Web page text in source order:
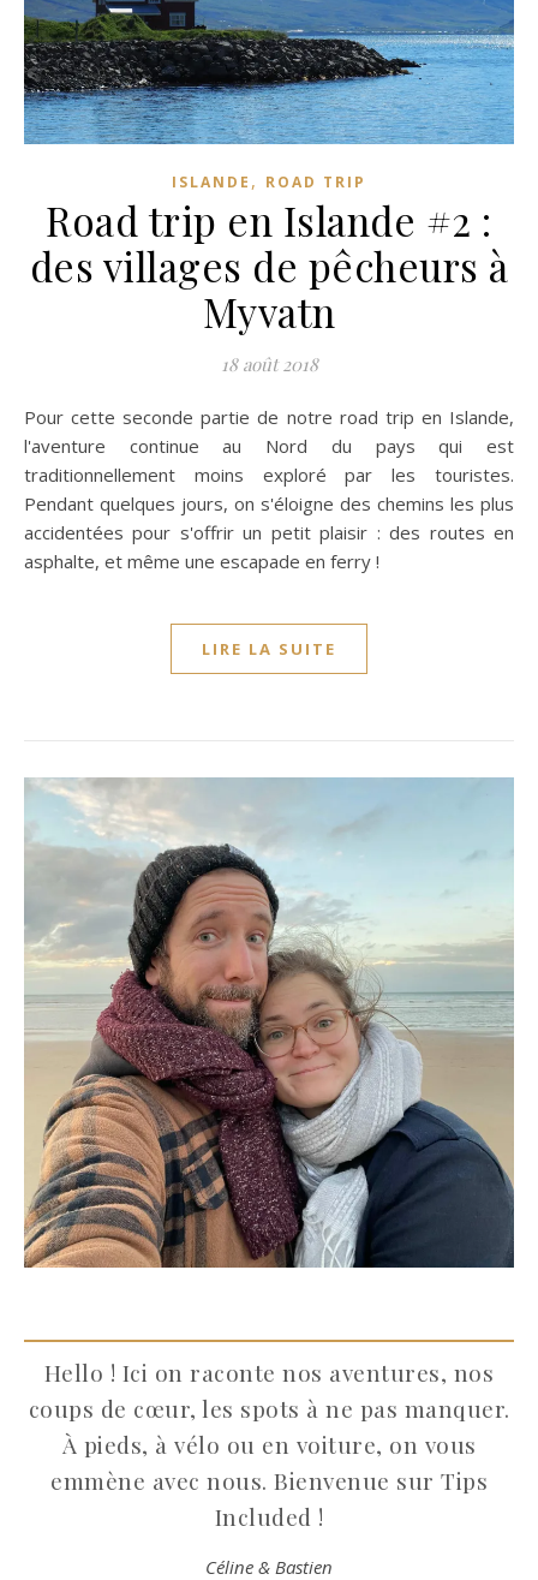
ISLANDE , ROAD TRIP
Road trip en Islande #2 :
des villages de pêcheurs à
Myvatn
18 août 2018
Pour cette seconde partie de notre road trip en Islande,
l'aventure continue au Nord du pays qui est
traditionnellement moins exploré par les touristes.
Pendant quelques jours, on s'éloigne des chemins les plus
accidentées pour s'offrir un petit plaisir : des routes en
asphalte, et même une escapade en ferry !
LIRE LA SUITE
Hello ! Ici on raconte nos aventures, nos
coups de cœur, les spots à ne pas manquer.
À pieds, à vélo ou en voiture, on vous
emmène avec nous. Bienvenue sur Tips
Included !
Céline & Bastien